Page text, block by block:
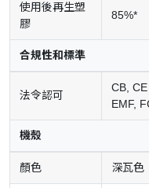
使用後再生塑
膠
85%*
合規性和標準
法令認可
CB,
EMF,
機殼
顏色 深瓦色